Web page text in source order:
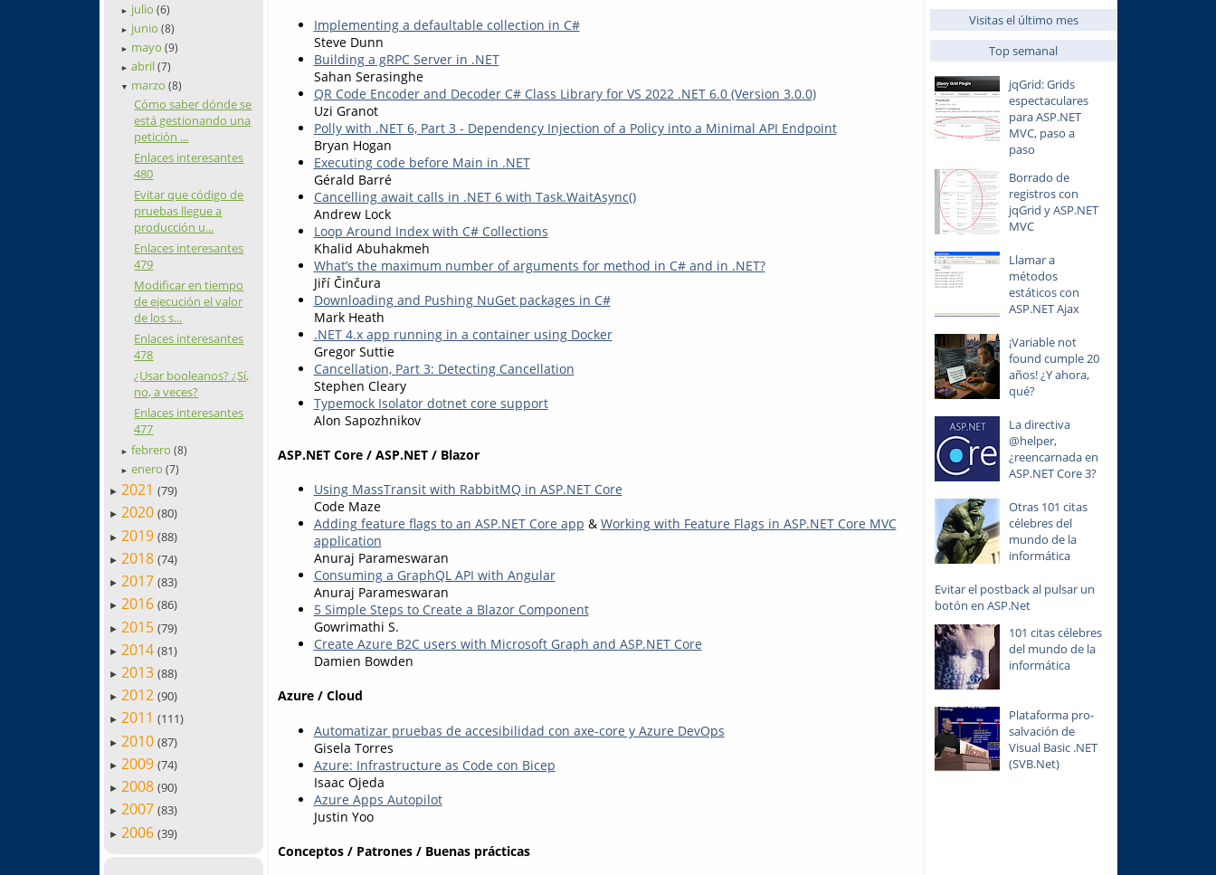
► julio(6)
► junio(8)
► mayo(9)
► abril(7)
▼ marzo(8)
Cómo saber dónde se
está gestionando una
petición ...
Enlaces interesantes
480
Evitar que código de
pruebas llegue a
producción u...
Enlaces interesantes
479
Modificar en tiempo
de ejecución el valor
de los s...
Enlaces interesantes
478
¿Usar booleanos? ¿Sí,
no, a veces?
Enlaces interesantes
477
► febrero(8)
► enero(7)
► 2021 (79)
► 2020 (80)
► 2019 (88)
► 2018 (74)
► 2017 (83)
► 2016 (86)
► 2015 (79)
► 2014 (81)
► 2013 (88)
► 2012 (90)
► 2011 (111)
► 2010 (87)
► 2009 (74)
► 2008 (90)
► 2007 (83)
► 2006 (39)
Implementing a defaultable collection in C#
Steve Dunn
Building a gRPC Server in .NET
Sahan Serasinghe
QR Code Encoder and Decoder C# Class Library for VS 2022 .NET 6.0 (Version 3.0.0)
Uzi Granot
Polly with .NET 6, Part 3 - Dependency Injection of a Policy into a Minimal API Endpoint
Bryan Hogan
Executing code before Main in .NET
Gérald Barré
Cancelling await calls in .NET 6 with Task.WaitAsync()
Andrew Lock
Loop Around Index with C# Collections
Khalid Abuhakmeh
What’s the maximum number of arguments for method in C# and in .NET?
Jiří Činčura
Downloading and Pushing NuGet packages in C#
Mark Heath
.NET 4.x app running in a container using Docker
Gregor Suttie
Cancellation, Part 3: Detecting Cancellation
Stephen Cleary
Typemock Isolator dotnet core support
Alon Sapozhnikov
ASP.NET Core / ASP.NET / Blazor
Using MassTransit with RabbitMQ in ASP.NET Core
Code Maze
Adding feature flags to an ASP.NET Core app & Working with Feature Flags in ASP.NET Core MVC
application
Anuraj Parameswaran
Consuming a GraphQL API with Angular
Anuraj Parameswaran
5 Simple Steps to Create a Blazor Component
Gowrimathi S.
Create Azure B2C users with Microsoft Graph and ASP.NET Core
Damien Bowden
Azure / Cloud
Automatizar pruebas de accesibilidad con axe-core y Azure DevOps
Gisela Torres
Azure: Infrastructure as Code con Bicep
Isaac Ojeda
Azure Apps Autopilot
Justin Yoo
Conceptos / Patrones / Buenas prácticas
Visitas el último mes
Top semanal
jqGrid: Grids
espectaculares
para ASP.NET
MVC, paso a
paso
Borrado de
registros con
jqGrid y ASP.NET
MVC
Llamar a
métodos
estáticos con
ASP.NET Ajax
¡Variable not
found cumple 20
años! ¿Y ahora,
qué?
La directiva
@helper,
¿reencarnada en
ASP.NET Core 3?
Otras 101 citas
célebres del
mundo de la
informática
Evitar el postback al pulsar un
botón en ASP.Net
101 citas célebres
del mundo de la
informática
Plataforma pro-
salvación de
Visual Basic .NET
(SVB.Net)